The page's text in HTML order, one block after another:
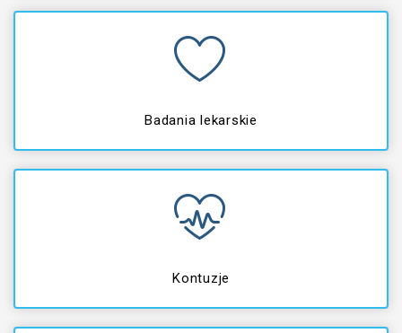
Badania lekarskie
Kontuzje